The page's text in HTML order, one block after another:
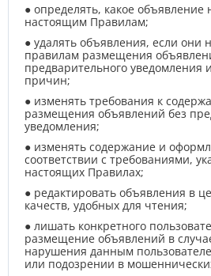
● определять, какое объявление
настоящим Правилам;
● удалять объявления, если они
правилам размещения
предварительного уведомления
причин;
● изменять требования к
размещения объявлений без
уведомления;
● изменять содержание и
соответствии с требованиями,
настоящих Правилах;
● редактировать объявления в
качеств, удобных для чтения;
● лишать конкретного
размещение объявлений в
нарушения данным
или подозрении в